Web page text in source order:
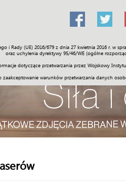
i Rady (UE) 2016/679 z dnia 27 kwietnia 2016 r.
oraz uchylenia dyrektywy 95/46/WE (ogólne
dotyczące przetwarzania przez Wojskowy
zaakceptowanie warunków przetwarzania danych
Świat Społeczność Sport